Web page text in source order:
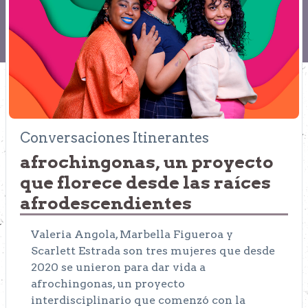
Conversaciones Itinerantes
afrochingonas, un proyecto
que florece desde las raíces
afrodescendientes
Valeria Angola, Marbella Figueroa y
Scarlett Estrada son tres mujeres que desde
2020 se unieron para dar vida a
afrochingonas, un proyecto
interdisciplinario que comenzó con la